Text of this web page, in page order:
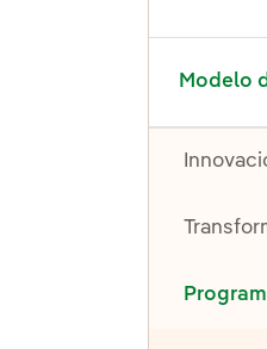
Modelo
Alternar el